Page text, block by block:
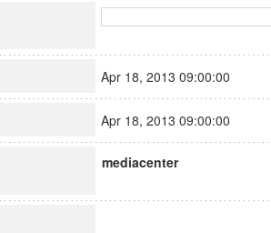
Apr 18, 2013 09:00:00
Apr 18, 2013 09:00:00
mediacenter